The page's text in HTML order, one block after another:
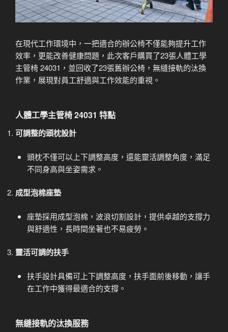
在現代工作環境中，一把適合的辦公椅不僅能夠提升工作
效率，更能改善健康問題，此次客戶購買了23張人體工學
主管椅 24031，並回收了23張舊辦公椅，無縫接軌的汰換
作業，展現對員工舒適與工作效能的重視。
人體工學主管椅 24031 特點
可調整的頭枕設計
頭枕不僅可以上下調整高度，還能靈活調整角度，滿足
不同身高與坐姿需求。
成型泡棉座墊
座墊採用成型泡棉，波浪切割設計，提供卓越的支撐力
與舒適性，長時間坐著也不易疲勞。
靈活可調的扶手
扶手設計具備可上下調整高度，扶手面前後移動，讓手
在工作中獲得最適合的支撐。
無縫接軌的汰換服務